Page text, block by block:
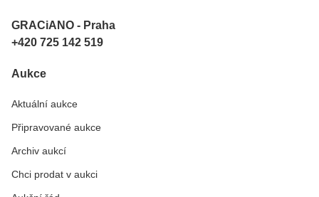
GRACiANO - Praha
+420 725 142 519
Aukce
Aktuální aukce
Připravované aukce
Archiv aukcí
Chci prodat v aukci